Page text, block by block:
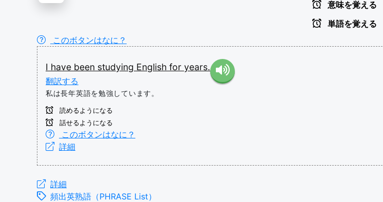
意味を覚える
単語を覚える
このボタンはなに？
I have been studying English for years.
翻訳する
私は長年英語を勉強しています。
読めるようになる
話せるようになる
このボタンはなに？
詳細
詳細
頻出英熟語（PHRASE List）